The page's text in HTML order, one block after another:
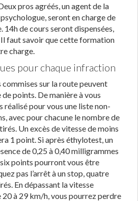
pros agréés, un agent de la
seront en charge de
14h de cours seront dispensées,
faut savoir que cette formation
charge.
pour chaque infraction
sur la route peuvent
points. De manière à vous
réalisé pour vous une liste non-
avec pour chacune le nombre de
Un excès de vitesse de moins
1 point. Si après éthylotest, un
de 0,25 à 0,40 milligrammes
six points pourront vous être
pas l’arrêt à un stop, quatre
En dépassant la vitesse
à 29 km/h, vous pourrez perdre